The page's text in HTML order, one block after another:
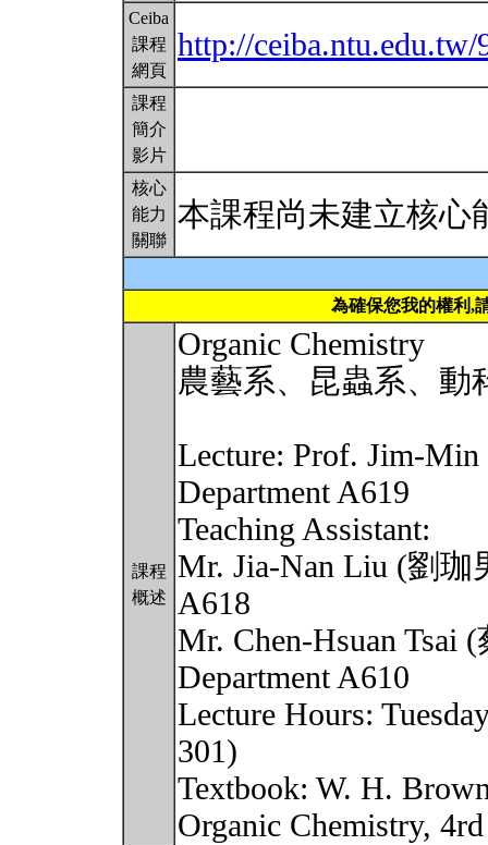
Ceiba
課程
網頁
http://ceiba.ntu.edu.tw/
課程
簡介
影片
核心
能力
關聯
本課程尚未建立核心
為確保您我的權利,
課程
概述
Organic Chemistry
農藝系、昆蟲系、動
Lecture: Prof. Jim-
Department A619
Teaching Assistant:
Mr. Jia-Nan Liu (劉珈
A618
Mr. Chen-Hsuan Tsai
Department A610
Lecture Hours:
301)
Textbook: W. H.
Organic Chemistry,